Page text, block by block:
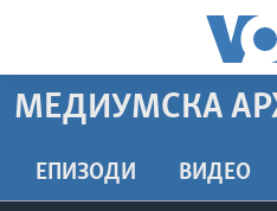
пристапност
ДОМА
РУБРИКИ
МЕДИУМСКА
ЕПИЗОДИ ВИДЕО